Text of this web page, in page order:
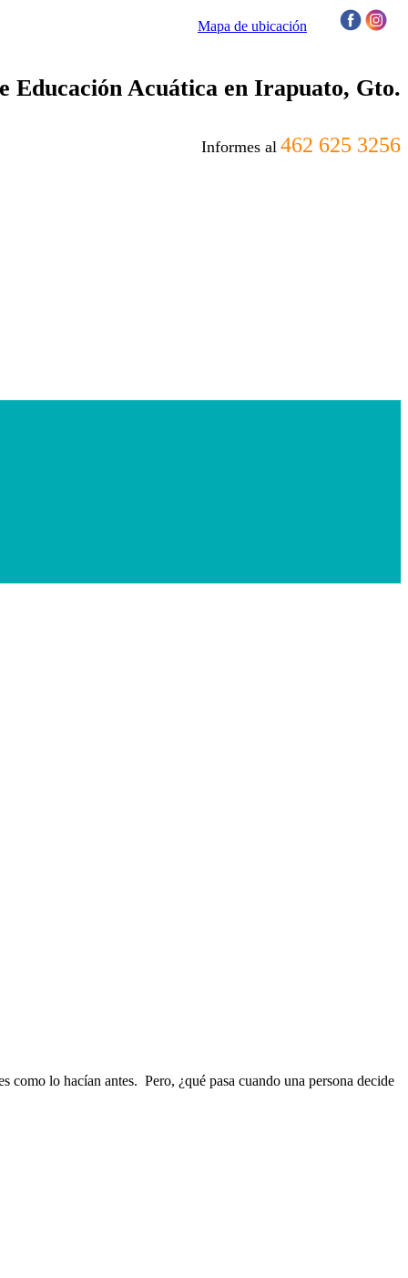
Mapa de ubicación
Educación Acuática en Irapuato, Gto.
Informes al 462 625 3256
como lo hacían antes. Pero, ¿qué pasa cuando una persona decide